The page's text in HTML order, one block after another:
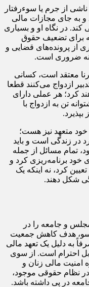
از جرم یا سوءرفتار
به جای مجازات مالی
در نگاه او و بسیاری
برای تضعیف حقوق
از پرونده‌های قضایی و
ضروری است.
معتقد است، کسانی
ازدواج می‌کنند قطعا
کرد؛ هر عملی دارای
تن به ازدواج با
بپذیرد.
خود متعهد نیز هست؛
در زندگی است و باید
تمام مسائل از جمله
برنامه‌ریزی کرد و
کرد، نه اینکه یک
شکل دهند.
و جامعه را در
سو، هدف کاهش جمعیت
به دلیل یک تعهد مالی
احترام است. از سوی
امنیت مالی زنان و
در نظام حقوقی موجود،
در پی داشته باشد.